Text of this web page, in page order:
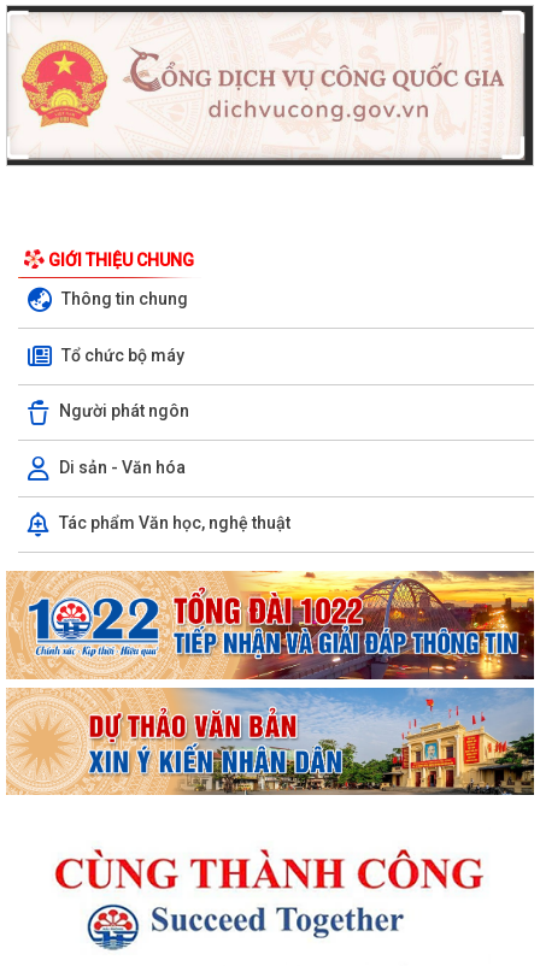
GIỚI THIỆU CHUNG
Thông tin chung
Tổ chức bộ máy
Người phát ngôn
Di sản - Văn hóa
Tác phẩm Văn học, nghệ thuật
Thông báo kết quả Kỳ họp thứ 4 (Kỳ họp thường lệ giữa năm 2026)
HĐND phường khoá II, nhiệm kỳ 2026...